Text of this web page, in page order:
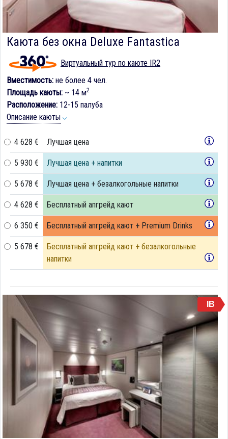
Каюта без окна Deluxe Fantastica
Виртуальный тур по каюте IR2
Вместимость: не более 4 чел.
Площадь каюты: ~ 14 м2
Расположение: 12-15 палуба
Описание каюты
4 628 € Лучшая цена
5 930 € Лучшая цена + напитки
5 678 € Лучшая цена + безалкогольные напитки
4 628 € Бесплатный апгрейд кают
6 350 € Бесплатный апгрейд кают + Premium Drinks
5 678 €
Бесплатный апгрейд кают + безалкогольные
напитки
IB